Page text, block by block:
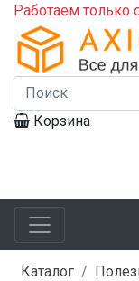
Работаем
Корзина
Каталог